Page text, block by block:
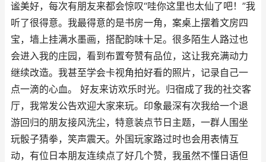
谧美好，每次有朋友来都会惊叹“哇你这里也太仙了吧！”我
听了很得意。我最得意的是书房一角，案桌上摆着文房四
宝，墙上挂满水墨画，搭配韵味十足。很多陌生人路过也
会进入我的庄园，看到布置夸赞有品位，这让我充满动力
继续改造。我甚至学会卡视角拍好看的照片，记录自己一
点一滴的心血。 好友来访欢乐时光。归宿成了我的社交客
厅，我常发公告欢迎大家来玩。印象最深有次我给一个退
游回归的朋友接风洗尘，特意装点节日主题，一群人围坐
玩骰子猜拳，笑声震天。外国玩家路过时也会用表情互
动，有位日本朋友连续点了好几个赞，我虽然不懂日语但